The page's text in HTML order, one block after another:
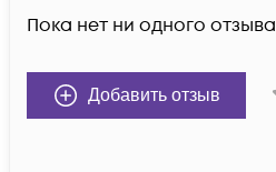
Пока нет ни одного отзыва
Добавить отзыв